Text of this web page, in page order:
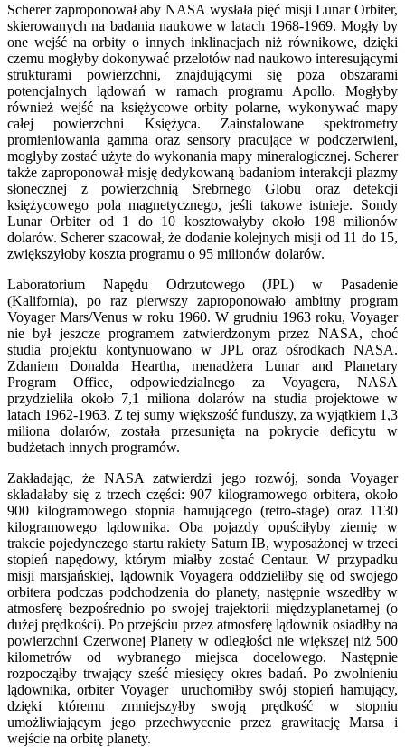
Scherer zaproponował aby NASA wysłała pięć misji Lunar Orbiter,
skierowanych na badania naukowe w latach 1968-1969. Mogły by
one wejść na orbity o innych inklinacjach niż równikowe, dzięki
czemu mogłyby dokonywać przelotów nad naukowo interesującymi
strukturami powierzchni, znajdującymi się poza obszarami
potencjalnych lądowań w ramach programu Apollo. Mogłyby
również wejść na księżycowe orbity polarne, wykonywać mapy
całej powierzchni Księżyca. Zainstalowane spektrometry
promieniowania gamma oraz sensory pracujące w podczerwieni,
mogłyby zostać użyte do wykonania mapy mineralogicznej. Scherer
także zaproponował misję dedykowaną badaniom interakcji plazmy
słonecznej z powierzchnią Srebrnego Globu oraz detekcji
księżycowego pola magnetycznego, jeśli takowe istnieje. Sondy
Lunar Orbiter od 1 do 10 kosztowałyby około 198 milionów
dolarów. Scherer szacował, że dodanie kolejnych misji od 11 do 15,
zwiększyłoby koszta programu o 95 milionów dolarów.
Laboratorium Napędu Odrzutowego (JPL) w Pasadenie
(Kalifornia), po raz pierwszy zaproponowało ambitny program
Voyager Mars/Venus w roku 1960. W grudniu 1963 roku, Voyager
nie był jeszcze programem zatwierdzonym przez NASA, choć
studia projektu kontynuowano w JPL oraz ośrodkach NASA.
Zdaniem Donalda Heartha, menadżera Lunar and Planetary
Program Office, odpowiedzialnego za Voyagera, NASA
przydzieliła około 7,1 miliona dolarów na studia projektowe w
latach 1962-1963. Z tej sumy większość funduszy, za wyjątkiem 1,3
miliona dolarów, została przesunięta na pokrycie deficytu w
budżetach innych programów.
Zakładając, że NASA zatwierdzi jego rozwój, sonda Voyager
składałaby się z trzech części: 907 kilogramowego orbitera, około
900 kilogramowego stopnia hamującego (retro-stage) oraz 1130
kilogramowego lądownika. Oba pojazdy opuściłyby ziemię w
trakcie pojedynczego startu rakiety Saturn IB, wyposażonej w trzeci
stopień napędowy, którym miałby zostać Centaur. W przypadku
misji marsjańskiej, lądownik Voyagera oddzieliłby się od swojego
orbitera podczas podchodzenia do planety, następnie wszedłby w
atmosferę bezpośrednio po swojej trajektorii międzyplanetarnej (o
dużej prędkości). Po przejściu przez atmosferę lądownik osiadłby na
powierzchni Czerwonej Planety w odległości nie większej niż 500
kilometrów od wybranego miejsca docelowego. Następnie
rozpocząłby trwający sześć miesięcy okres badań. Po zwolnieniu
lądownika, orbiter Voyager uruchomiłby swój stopień hamujący,
dzięki któremu zmniejszyłby swoją prędkość w stopniu
umożliwiającym jego przechwycenie przez grawitację Marsa i
wejście na orbitę planety.